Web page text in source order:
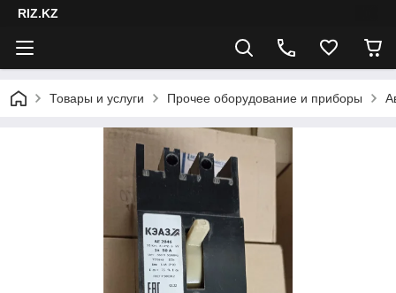
RIZ.KZ
Товары и услуги Прочее оборудование и приборы